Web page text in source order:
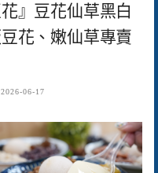
』豆花仙草黑白
花、嫩仙草專賣
2026-06-17